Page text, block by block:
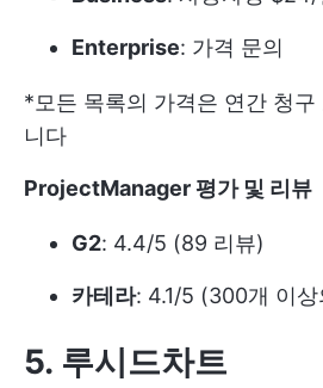
Enterprise: 가격 문의
*모든 목록의 가격은 연간 청
니다
ProjectManager 평가 및 리뷰
G2: 4.4/5 (89 리뷰)
카테라: 4.1/5 (300개 이상
5. 루시드차트